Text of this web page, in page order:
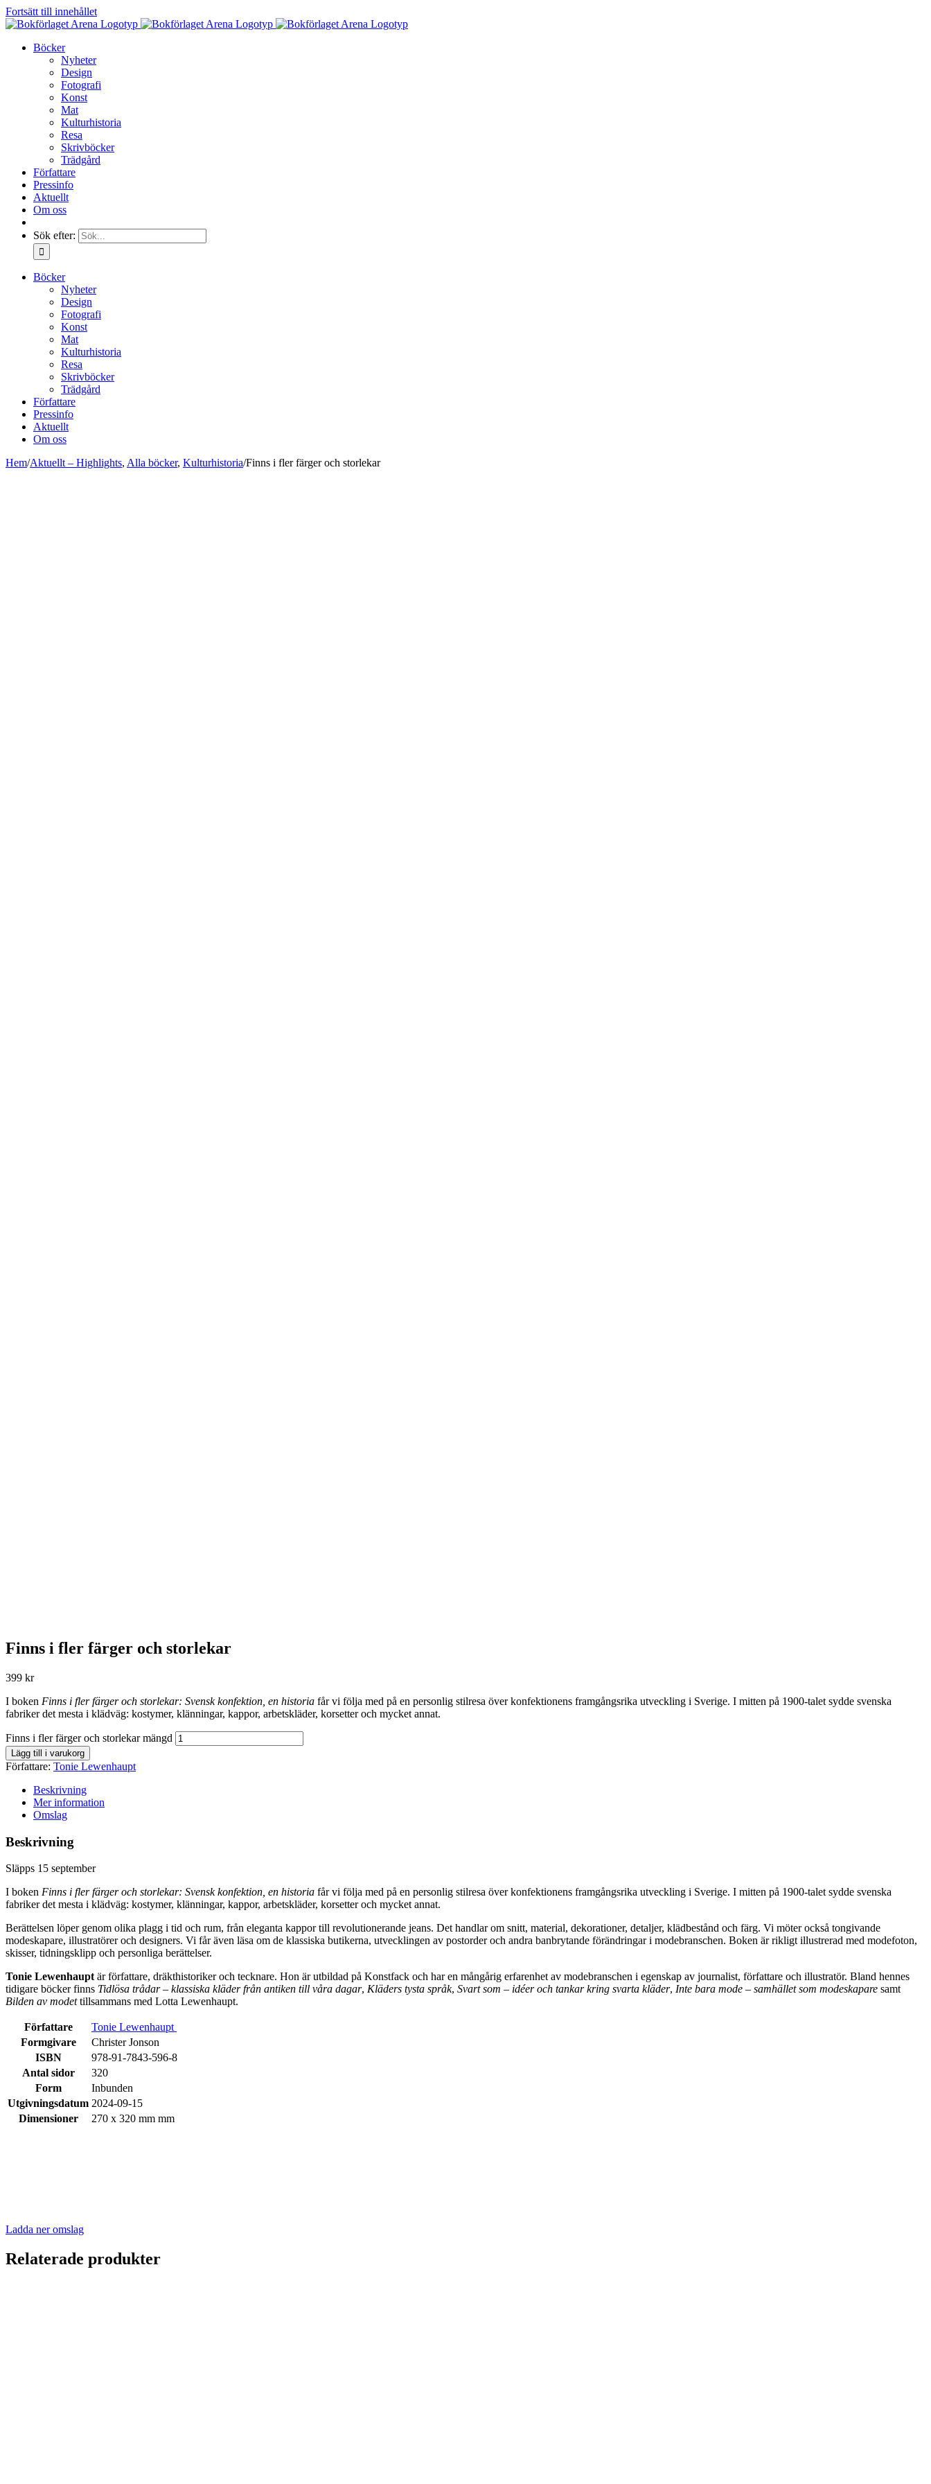
Fortsätt till innehållet
Böcker
Nyheter
Design
Fotografi
Konst
Mat
Kulturhistoria
Resa
Skrivböcker
Trädgård
Författare
Pressinfo
Aktuellt
Om oss
Sök efter:
Böcker
Nyheter
Design
Fotografi
Konst
Mat
Kulturhistoria
Resa
Skrivböcker
Trädgård
Författare
Pressinfo
Aktuellt
Om oss
Hem/Aktuellt – Highlights, Alla böcker, Kulturhistoria/Finns i fler färger och storlekar
Finns i fler färger och storlekar
399 kr
I boken Finns i fler färger och storlekar: Svensk konfektion, en historia får vi följa med på en personlig stilresa över konfektionens framgångsrika utveckling i Sverige. I mitten på 1900-talet sydde svenska
fabriker det mesta i klädväg: kostymer, klänningar, kappor, arbetskläder, korsetter och mycket annat.
Finns i fler färger och storlekar mängd
Lägg till i varukorg
Författare: Tonie Lewenhaupt
Beskrivning
Mer information
Omslag
Beskrivning
Släpps 15 september
I boken Finns i fler färger och storlekar: Svensk konfektion, en historia får vi följa med på en personlig stilresa över konfektionens framgångsrika utveckling i Sverige. I mitten på 1900-talet sydde svenska
fabriker det mesta i klädväg: kostymer, klänningar, kappor, arbetskläder, korsetter och mycket annat.
Berättelsen löper genom olika plagg i tid och rum, från eleganta kappor till revolutionerande jeans. Det handlar om snitt, material, dekorationer, detaljer, klädbestånd och färg. Vi möter också tongivande
modeskapare, illustratörer och designers. Vi får även läsa om de klassiska butikerna, utvecklingen av postorder och andra banbrytande förändringar i modebranschen. Boken är rikligt illustrerad med modefoton,
skisser, tidningsklipp och personliga berättelser.
Tonie Lewenhaupt är författare, dräkthistoriker och tecknare. Hon är utbildad på Konstfack och har en mångårig erfarenhet av modebranschen i egenskap av journalist, författare och illustratör. Bland hennes
tidigare böcker finns Tidlösa trådar – klassiska kläder från antiken till våra dagar, Kläders tysta språk, Svart som – idéer och tankar kring svarta kläder, Inte bara mode – samhället som modeskapare samt
Bilden av modettillsammans med Lotta Lewenhaupt.
Författare
Tonie Lewenhaupt
Formgivare
Christer Jonson
ISBN
978-91-7843-596-8
Antal sidor
320
Form
Inbunden
Utgivningsdatum 2024-09-15
Dimensioner
270 x 320 mm mm
Ladda ner omslag
Relaterade produkter